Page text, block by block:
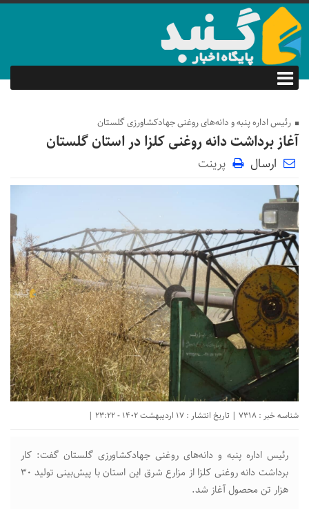
رئیس اداره پنبه و دانه‌های روغنی جهادکشاورزی گلستان
آغاز برداشت دانه روغنی کلزا در استان گلستان
ارسال پرینت
شناسه خبر : 7318 | تاریخ انتشار : 17 اردیبهشت 1402 - 23:22 |
رئیس اداره پنبه و دانه‌های روغنی جهادکشاورزی گلستان گفت: کار
برداشت دانه روغنی کلزا از مزارع شرق این استان با پیش‌بینی تولید ۳۰
هزار تن محصول آغاز شد.